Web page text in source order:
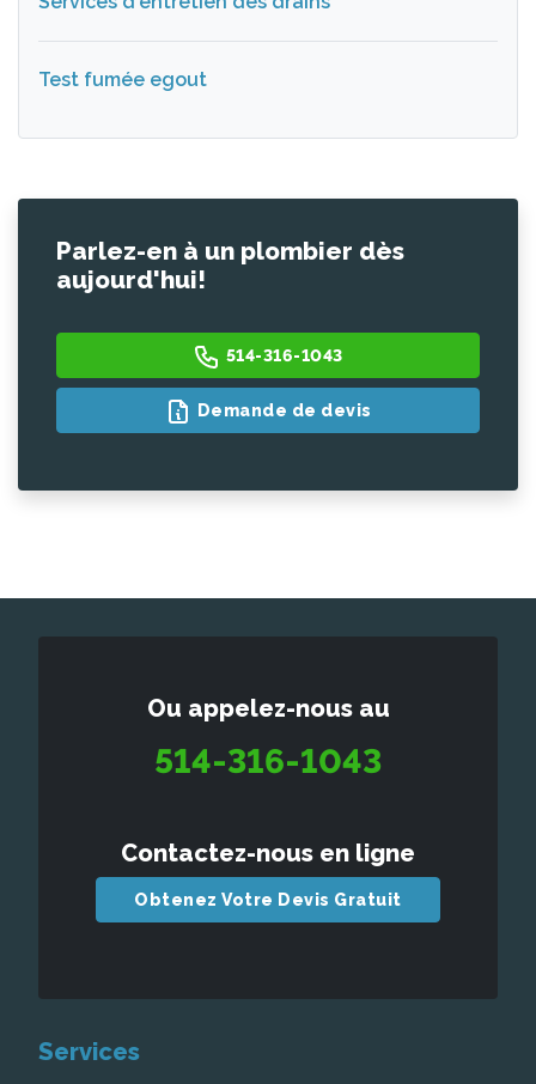
Test fumée egout
Parlez-en à un plombier dès
aujourd'hui!
514-316-1043
Demande de devis
Ou appelez-nous au
514-316-1043
Contactez-nous en ligne
Obtenez Votre Devis Gratuit
Services